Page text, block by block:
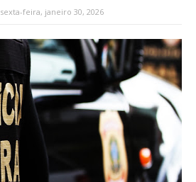
sexta-feira, janeiro 30, 2026